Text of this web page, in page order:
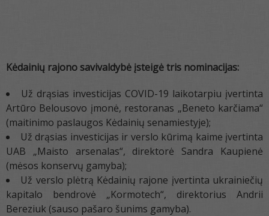
Kėdainių rajono savivaldybė įsteigė tris nominacijas:
Už drąsias investicijas COVID-19 laikotarpiu įvertinta
Artūro Belousovo įmonė, restoranas „Beneto karčiama“
(maitinimo paslaugos Kėdainių senamiestyje);
Už drąsias investicijas ir verslo kūrimą kaime įvertinta
UAB „Maisto arsenalas“, direktorė Sandra Kaupienė
(mėsos konservų gamyba);
Už verslo plėtrą Kėdainių rajone įvertinta ukrainiečių
kapitalo bendrovė „Kormotech“, direktorius Andrii
Bereziuk (sauso pašaro šunims gamyba).